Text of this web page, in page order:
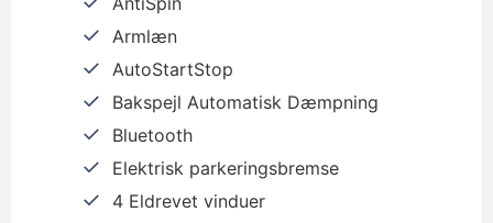
Armlæn
AutoStartStop
Bakspejl Automatisk Dæmpning
Bluetooth
Elektrisk parkeringsbremse
4 Eldrevet vinduer